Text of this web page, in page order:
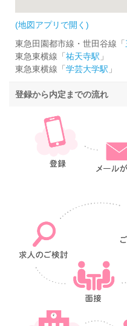
(地図アプリで開く)
東急田園都市線・世田谷線「
東急東横線「 祐天寺駅 」
東急東横線「 学芸大学駅 」
登録から内定までの流れ